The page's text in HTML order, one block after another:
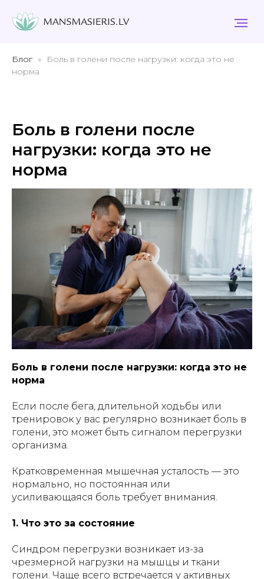
Блог
Боль в голени после нагрузки: когда это не
норма
Боль в голени после
нагрузки: когда это не
норма
Боль в голени после нагрузки: когда это не
норма
Если после бега, длительной ходьбы или
тренировок у вас регулярно возникает боль в
голени, это может быть сигналом перегрузки
организма.
Кратковременная мышечная усталость — это
нормально, но постоянная или
усиливающаяся боль требует внимания.
1. Что это за состояние
Синдром перегрузки возникает из-за
чрезмерной нагрузки на мышцы и ткани
голени. Чаще всего встречается у активных